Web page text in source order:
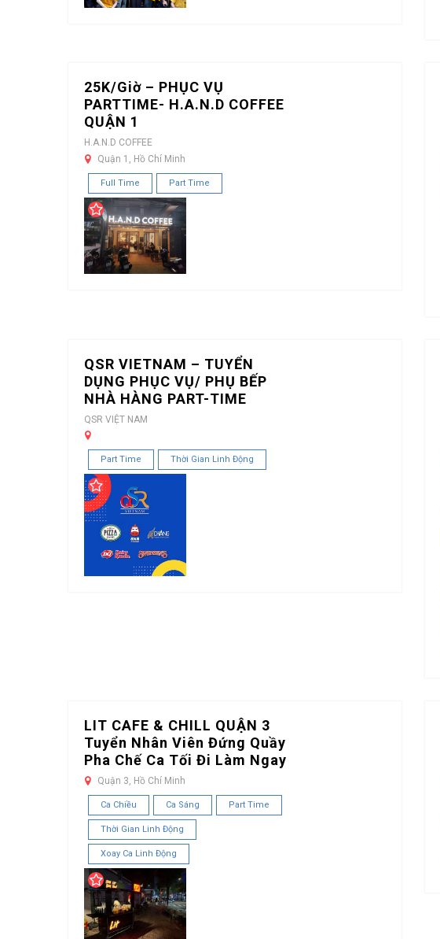
25K/Giờ – PHỤC VỤ
PARTTIME- H.A.N.D COFFEE
QUẬN 1
H.A.N.D COFFEE
Quận 1, Hồ Chí Minh
Full Time Part Time
QSR VIETNAM – TUYỂN
DỤNG PHỤC VỤ/ PHỤ BẾP
NHÀ HÀNG PART-TIME
QSR VIỆT NAM
Part Time Thời Gian Linh Động
LIT CAFE & CHILL QUẬN 3
Tuyển Nhân Viên Đứng Quầy
Pha Chế Ca Tối Đi Làm Ngay
Quận 3, Hồ Chí Minh
Ca Chiều Ca Sáng Part Time
Thời Gian Linh Động
Xoay Ca Linh Động